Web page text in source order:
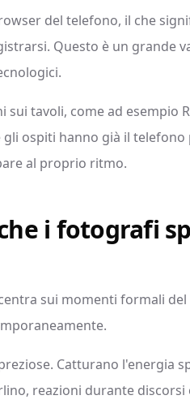
del telefono, il che
Questo è un grande
tavoli, come ad esempio
ospiti hanno già il
al proprio ritmo.
i fotografi
sui momenti formali
Catturano l'energia
reazioni durante discorsi